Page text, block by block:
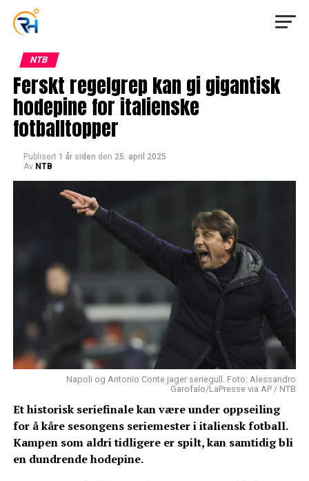
NTB
Ferskt regelgrep kan gi gigantisk
hodepine for italienske
fotballtopper
Publisert 1 år siden den 25. april 2025
Av NTB
Napoli og Antonio Conte jager seriegull. Foto: Alessandro
Garofalo/LaPresse via AP / NTB
Et historisk seriefinale kan være under oppseiling
for å kåre sesongens seriemester i italiensk fotball.
Kampen som aldri tidligere er spilt, kan samtidig bli
en dundrende hodepine.